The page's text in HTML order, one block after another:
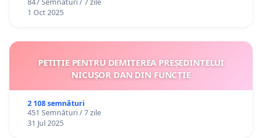
847 Semnături / 7 zile
1 Oct 2025
PETIȚIE PENTRU DEMITEREA PREȘEDINTELUI
NICUȘOR DAN DIN FUNCȚIE
2 108 semnături
451 Semnături / 7 zile
31 Jul 2025